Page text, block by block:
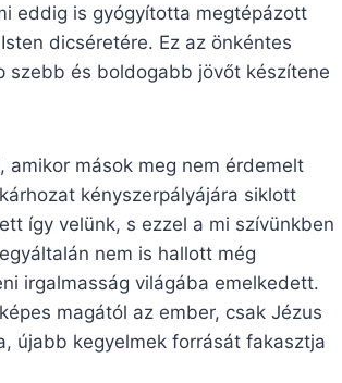
eddig is gyógyította megtépázott
dicséretére. Ez az önkéntes
szebb és boldogabb jövőt készítene
amikor mások meg nem érdemelt
kényszerpályájára siklott
így velünk, s ezzel a mi szívünkben
nem is hallott még
irgalmasság világába emelkedett.
magától az ember, csak Jézus
újabb kegyelmek forrását fakasztja